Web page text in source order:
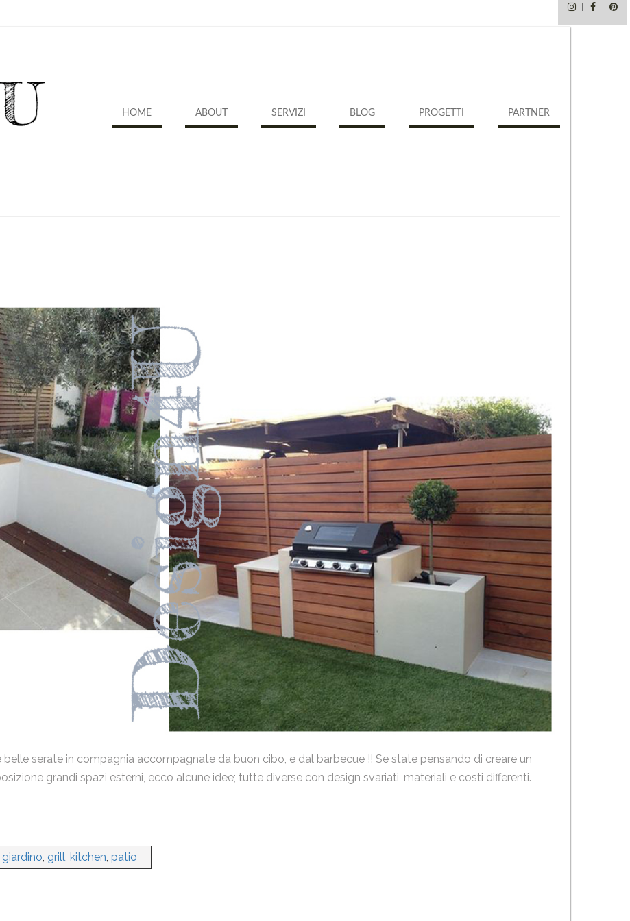
Instagram
HOME ABOUT SERVIZI BLOG PROGETTI PARTNER
belle serate in compagnia accompagnate da buon cibo, e dal barbecue !! Se state pensando di creare un
grandi spazi esterni, ecco alcune idee; tutte diverse con design svariati, materiali e costi differenti.
giardino, grill, kitchen, patio
email
Email
Messaggio
Privacy Policy
e acconsento al trattamento dei
Invia